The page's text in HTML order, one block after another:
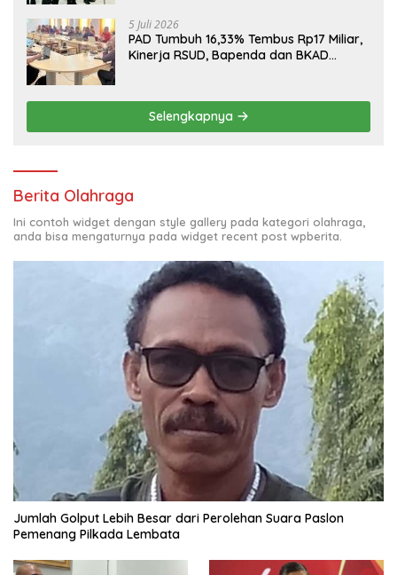
5 Juli 2026
PAD Tumbuh 16,33% Tembus Rp17 Miliar,
Kinerja RSUD, Bapenda dan BKAD
Selengkapnya
Berita Olahraga
Ini contoh widget dengan style gallery pada kategori olahraga,
anda bisa mengaturnya pada widget recent post wpberita.
Jumlah Golput Lebih Besar dari Perolehan Suara Paslon
Pemenang Pilkada Lembata